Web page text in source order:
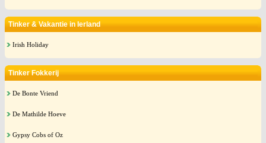
Tinker & Vakantie in Ierland
Irish Holiday
Tinker Fokkerij
De Bonte Vriend
De Mathilde Hoeve
Gypsy Cobs of Oz